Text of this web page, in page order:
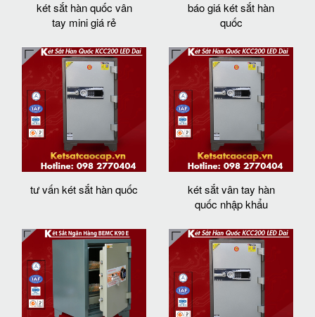
két sắt hàn quốc vân
tay mini giá rẻ
báo giá két sắt hàn
quốc
tư vấn két sắt hàn quốc
két sắt vân tay hàn
quốc nhập khẩu